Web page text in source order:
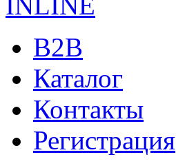
B2B
Каталог
Контакты
Регистрация